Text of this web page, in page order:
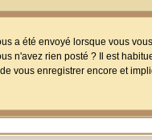
a été envoyé lorsque vous
n'avez rien posté ? Il est
vous enregistrer encore et